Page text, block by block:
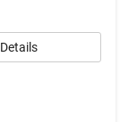
Details